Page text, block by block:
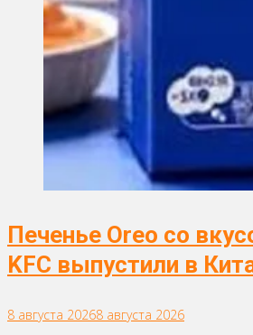
Печенье Oreo со
KFC выпустили в
8 августа 20268 августа 2026